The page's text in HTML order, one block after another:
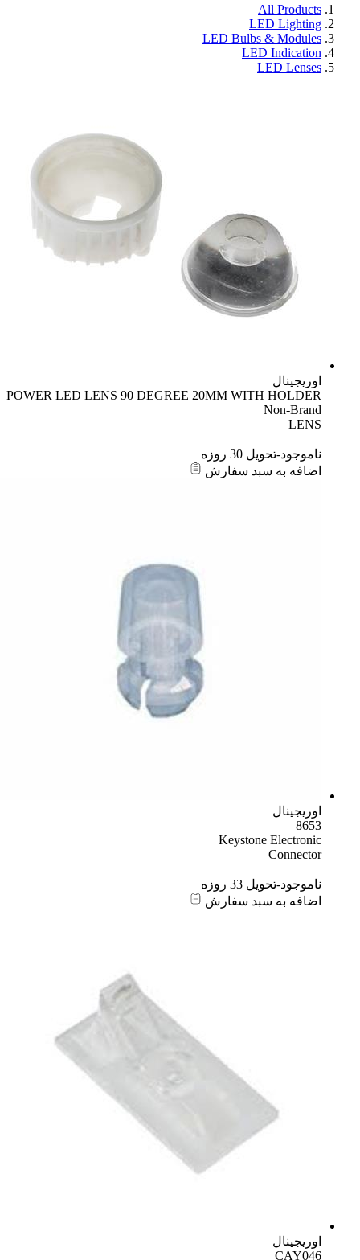
All Products
LED Lighting
LED Bulbs & Modules
LED Indication
LED Lenses
اوریجینال
POWER LED LENS 90 DEGREE 20MM WITH HOLDER
Non-Brand
LENS
ناموجود-تحویل 30 روزه
اضافه به سبد سفارش
اوریجینال
8653
Keystone Electronic
Connector
ناموجود-تحویل 33 روزه
اضافه به سبد سفارش
اوریجینال
CAY046